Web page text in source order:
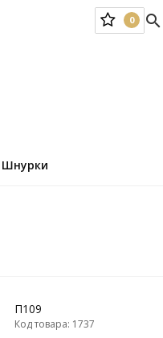
0
search
Шнурки
П109
Код товара: 1737